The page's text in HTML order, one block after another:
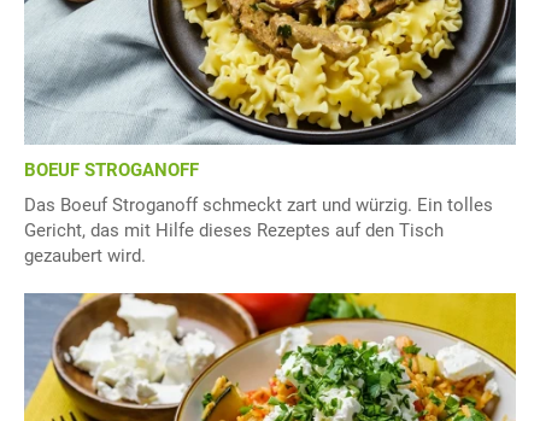
BOEUF STROGANOFF
Das Boeuf Stroganoff schmeckt zart und würzig. Ein tolles
Gericht, das mit Hilfe dieses Rezeptes auf den Tisch
gezaubert wird.